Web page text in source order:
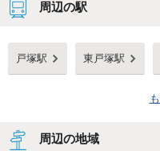
周辺の駅
戸塚駅 東戸塚駅
周辺の地域